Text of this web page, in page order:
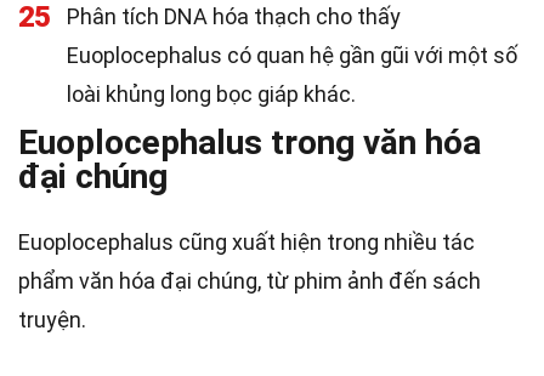
25
Phân tích DNA hóa thạch cho thấy
Euoplocephalus có quan hệ gần gũi với một số
loài khủng long bọc giáp khác.
Euoplocephalus trong văn hóa
đại chúng
Euoplocephalus cũng xuất hiện trong nhiều tác
phẩm văn hóa đại chúng, từ phim ảnh đến sách
truyện.